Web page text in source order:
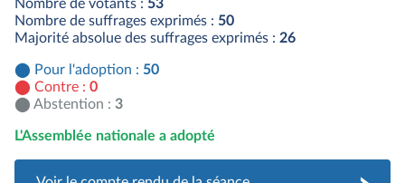
Nombre de votants : 53
Nombre de suffrages exprimés : 50
Majorité absolue des suffrages exprimés : 26
Pour l'adoption : 50
Contre : 0
Abstention : 3
L'Assemblée nationale a adopté